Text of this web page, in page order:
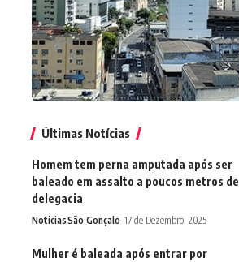
Últimas Notícias
Homem tem perna amputada após ser
baleado em assalto a poucos metros de
delegacia
NoticiasSão Gonçalo 17 de Dezembro, 2025
Mulher é baleada após entrar por